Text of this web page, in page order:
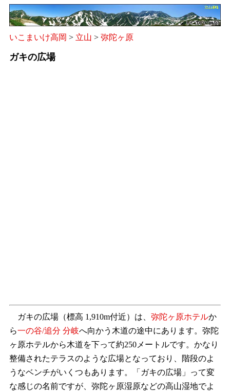
いこまいけ高岡 > 立山 > 弥陀ヶ原
ガキの広場
ガキの広場（標高 1,910m付近）は、 弥陀ヶ原ホテルか
ら一の谷/追分 分岐へ向かう木道の途中にあります。弥陀
ヶ原ホテルから木道を下って約250メートルです。かなり
整備されたテラスのような広場となっており、階段のよ
うなベンチがいくつもあります。「ガキの広場」って変
な感じの名前ですが、弥陀ヶ原湿原などの高山湿地でよ